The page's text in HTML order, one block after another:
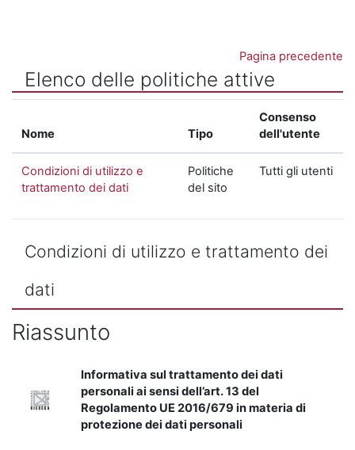
Pagina precedente
Elenco delle politiche attive
Nome Tipo
Consenso
dell'utente
Condizioni di utilizzo e
trattamento dei dati
Politiche
del sito
Tutti gli utenti
Condizioni di utilizzo e trattamento dei
dati
Riassunto
Informativa sul trattamento dei dati
personali ai sensi dell’art. 13 del
Regolamento UE 2016/679 in materia di
protezione dei dati personali